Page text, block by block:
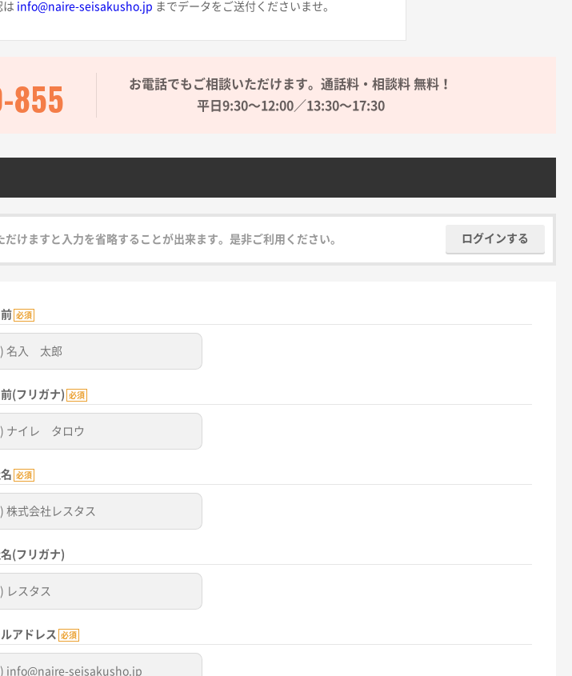
は info@naire-seisakusho.jp までデータをご送付くださいませ。
855
お電話でもご相談いただけます。通話料・相談料 無料！
平日9:30〜12:00／13:30〜17:30
けますと入力を省略することが出来ます。是非ご利用ください。 ログインする
必須
(フリガナ) 必須
必須
(フリガナ)
ルアドレス 必須